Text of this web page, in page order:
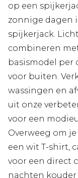
op een
zonnige dagen
spijkerjack.
combineren
basismodel
voor buiten.
wassingen en
uit onze
voor een
Overweeg om
een wit T-shirt,
voor een direct
nachten kouder